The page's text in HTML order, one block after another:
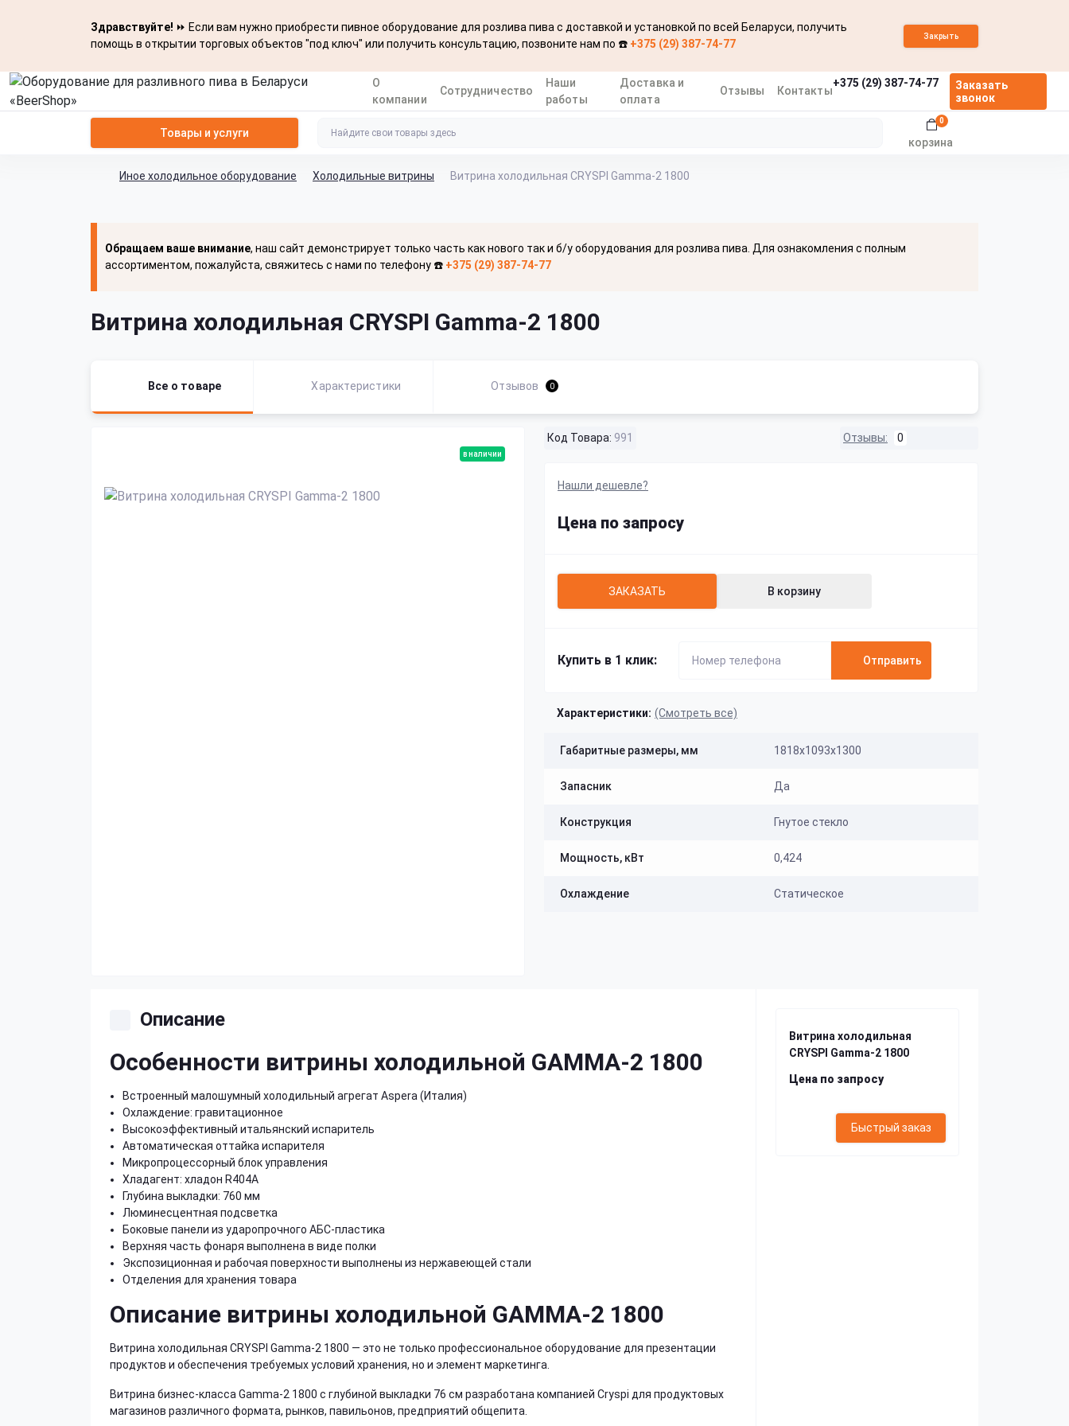
Здравствуйте! ⏩ Если вам нужно приобрести пивное оборудование для розлива пива с доставкой и установкой по всей Беларуси, получить
помощь в открытии торговых объектов "под ключ" или получить консультацию, позвоните нам по ☎️ +375 (29) 387-74-77
Закрыть
О
компании
Сотрудничество
Наши
работы
Доставка и
оплата
Отзывы Контакты
+375 (29) 387-74-77
Заказать
звонок
Товары и услуги
корзина
0
Иное холодильное оборудование Холодильные витрины Витрина холодильная CRYSPI Gamma-2 1800
Обращаем ваше внимание, наш сайт демонстрирует только часть как нового так и б/у оборудования для розлива пива. Для ознакомления с полным
ассортиментом, пожалуйста, свяжитесь с нами по телефону ☎️ +375 (29) 387-74-77
Витрина холодильная CRYSPI Gamma-2 1800
Все о товаре Характеристики Отзывов 0
в наличии
Код Товара: 991 Отзывы: 0
Нашли дешевле?
Цена по запросу
ЗАКАЗАТЬ В корзину
Купить в 1 клик: Отправить
Характеристики: (Смотреть все)
Габаритные размеры, мм 1818х1093х1300
Запасник Да
Конструкция Гнутое стекло
Мощность, кВт 0,424
Охлаждение Статическое
Описание
Особенности витрины холодильной GAMMA-2 1800
Встроенный малошумный холодильный агрегат Aspera (Италия)
Охлаждение: гравитационное
Высокоэффективный итальянский испаритель
Автоматическая оттайка испарителя
Микропроцессорный блок управления
Хладагент: хладон R404А
Глубина выкладки: 760 мм
Люминесцентная подсветка
Боковые панели из ударопрочного АБС-пластика
Верхняя часть фонаря выполнена в виде полки
Экспозиционная и рабочая поверхности выполнены из нержавеющей стали
Отделения для хранения товара
Описание витрины холодильной GAMMA-2 1800
Витрина холодильная CRYSPI Gamma-2 1800 — это не только профессиональное оборудование для презентации
продуктов и обеспечения требуемых условий хранения, но и элемент маркетинга.
Витрина бизнес-класса Gamma-2 1800 с глубиной выкладки 76 см разработана компанией Cryspi для продуктовых
магазинов различного формата, рынков, павильонов, предприятий общепита.
Витрина холодильная
CRYSPI Gamma-2 1800
Цена по запросу
Быстрый заказ